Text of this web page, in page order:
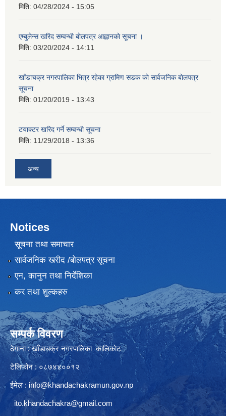
मिति: 04/28/2024 - 15:05
एम्बुलेन्स खरिद सम्वन्धी बाेलपत्र आह्वानकाे सूचना ।
मिति: 03/20/2024 - 14:11
खाँडाचक्र नगरपालिका भित्र रहेका ग्रामिण सडक काे सार्वजनिक बाेलपत्र
सूचना
मिति: 01/20/2019 - 13:43
टयाक्टर खरिद गर्ने सम्वन्धी सूचना
मिति: 11/29/2018 - 13:36
अन्य
Notices
सूचना तथा समाचार
सार्वजनिक खरीद /बोलपत्र सूचना
एन, कानुन तथा निर्देशिका
कर तथा शुल्कहरु
सम्पर्क विवरण
ठेगाना : खाँडाचक्र नगरपालिका कालिकाेट
टेलिफोन : ०८७४४००१२
ईमेल : info@khandachakramun.gov.np
ito.khandachakra@gmail.com